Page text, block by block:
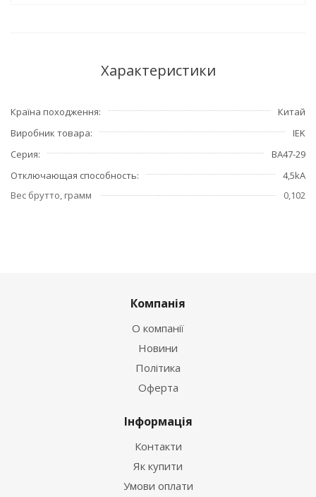
Характеристики
Країна походження
Китай
Виробник товара
IEK
Серия
ВА47-29
Отключающая способность
4,5kA
Вес брутто, грамм
0,102
Компанія
О компанії
Новини
Політика
Оферта
Інформація
Контакти
Як купити
Умови оплати